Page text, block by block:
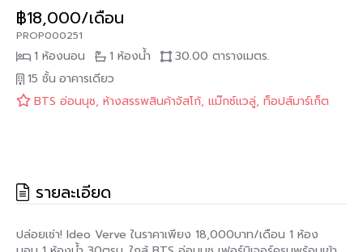
฿18,000/เดือน
PROP000251
1 ห้องนอน 1 ห้องน้ำ
30.00 ตารางเมตร.
15 ชั้น อาคารเดียว
BTS อ่อนนุช, ห้างสรรพสินค้าจัสโก้, แม๊กซ์แวลู่, ท็อปส์มาร์เก็ต
รายละเอียด
ปล่อยเช่า! Ideo Verve ในราคาเพียง 18,000บาท/เดือน 1 ห้อง